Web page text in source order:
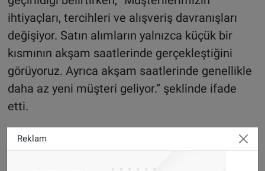
ihtiyaçları, tercihleri ve alışveriş davranışları
değişiyor. Satın alımların yalnızca küçük bir
kısmının akşam saatlerinde gerçekleştiğini
görüyoruz. Ayrıca akşam saatlerinde genellikle
daha az yeni müşteri geliyor.” şeklinde ifade
etti.
Foto:Adam Kolmacka - Unsplash
Reklam